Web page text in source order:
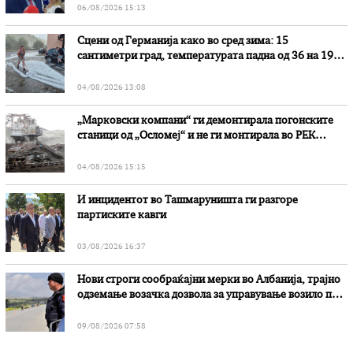
06/08/2026 15:13
Сцени од Германија како во сред зима: 15
сантиметри град, температурата падна од 36 на 19
04/08/2026 13:08
„Марковски компани“ ги демонтирала погонските
станици од „Осломеј“ и не ги монтирала во РЕК
04/08/2026 15:15
И инцидентот во Ташмаруништa ги разгоре
партиските кавги
03/08/2026 16:37
Нови строги сообраќајни мерки во Aлбанија, трајно
одземање возачка дозвола за управување возило под
09/08/2026 07:58